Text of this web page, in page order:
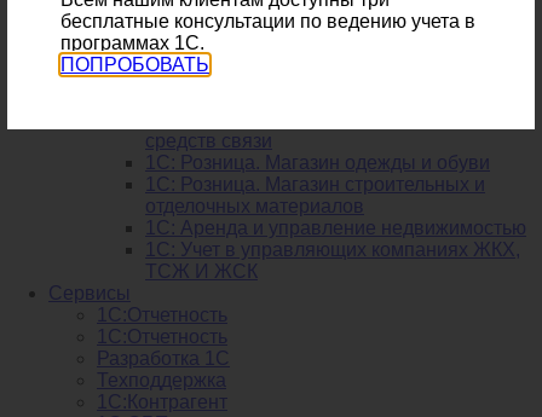
1С: Автосервис
1С: Розница. Аптека
1С: Управление сервисным центром
1С: Бухгалтерия предприятия сельского
средств связи
1С: Розница. Магазин одежды и обуви
1С: Розница. Магазин строительных и
отделочных материалов
1С: Аренда и управление недвижимостью
1C: Учет в управляющих компаниях ЖКХ,
ТСЖ И ЖСК
Сервисы
1С:Отчетность
1С:Отчетность
Разработка 1С
Техподдержка
1С:Контрагент
бесплатные консультации по ведению учета в
программах 1С.
ПОПРОБОВАТЬ